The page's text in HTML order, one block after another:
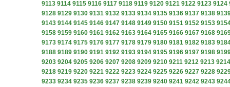
9113 9114 9115 9116 9117 9118 9119 9120 9121 9122 9123 9124
9128 9129 9130 9131 9132 9133 9134 9135 9136 9137 9138
9143 9144 9145 9146 9147 9148 9149 9150 9151 9152 9153
9158 9159 9160 9161 9162 9163 9164 9165 9166 9167 9168
9173 9174 9175 9176 9177 9178 9179 9180 9181 9182 9183
9188 9189 9190 9191 9192 9193 9194 9195 9196 9197 9198
9203 9204 9205 9206 9207 9208 9209 9210 9211 9212 9213 9214
9218 9219 9220 9221 9222 9223 9224 9225 9226 9227 9228
9233 9234 9235 9236 9237 9238 9239 9240 9241 9242 9243